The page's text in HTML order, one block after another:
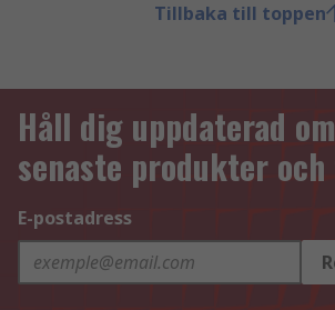
Tillbaka till toppen
Håll dig uppdaterad
senaste produkter
E-postadress